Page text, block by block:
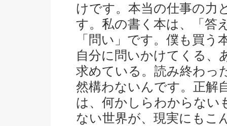
けです。本当の仕事の力
す。私の書く本は、「答
「問い」です。僕も買
自分に問いかけてくる、
求めている。読み終わっ
然構わないんです。正解
は、何かしらわからない
ない世界が、現実にもこ